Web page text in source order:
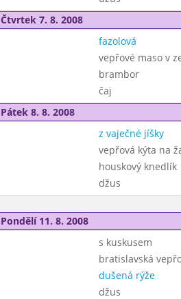
Čtvrtek 7. 8. 2008
fazolová
vepřové maso v
brambor
čaj
Pátek 8. 8. 2008
z vaječné jíšky
vepřová kýta na
houskový knedlík
džus
Pondělí 11. 8. 2008
s kuskusem
bratislavská
dušená rýže
džus